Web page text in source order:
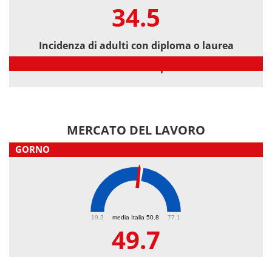
34.5
Incidenza di adulti con diploma o laurea
MERCATO DEL LAVORO
GORNO
media Italia 50.8
19.3 77.1
49.7